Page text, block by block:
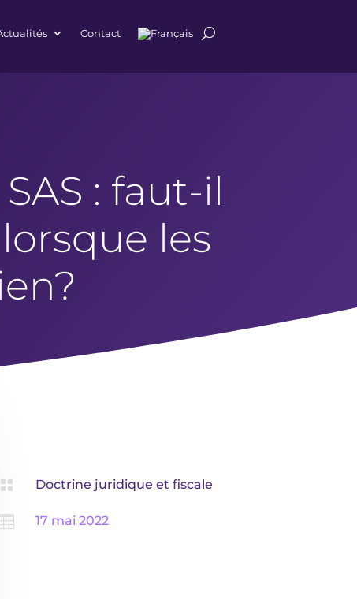
Contact
: faut-il
les
 Doctrine juridique et fiscale
 17 mai 2022